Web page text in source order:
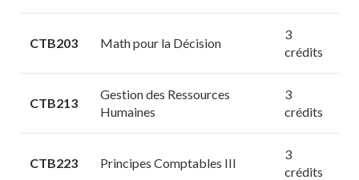
CTB203 Math pour la Décision
3
crédits
CTB213
Gestion des Ressources
Humaines
3
crédits
CTB223 Principes Comptables III
3
crédits